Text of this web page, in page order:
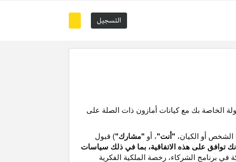
التسجيل
الخاصة بك مع كيانات أمازون ذات الصلة على
الشخص أو الكيان، "أنت"، أو "مشارك") قبول
توافق على هذه الاتفاقية، بما في ذلك سياسات
في برنامج الشركاء، رخصة الملكية الفكرية